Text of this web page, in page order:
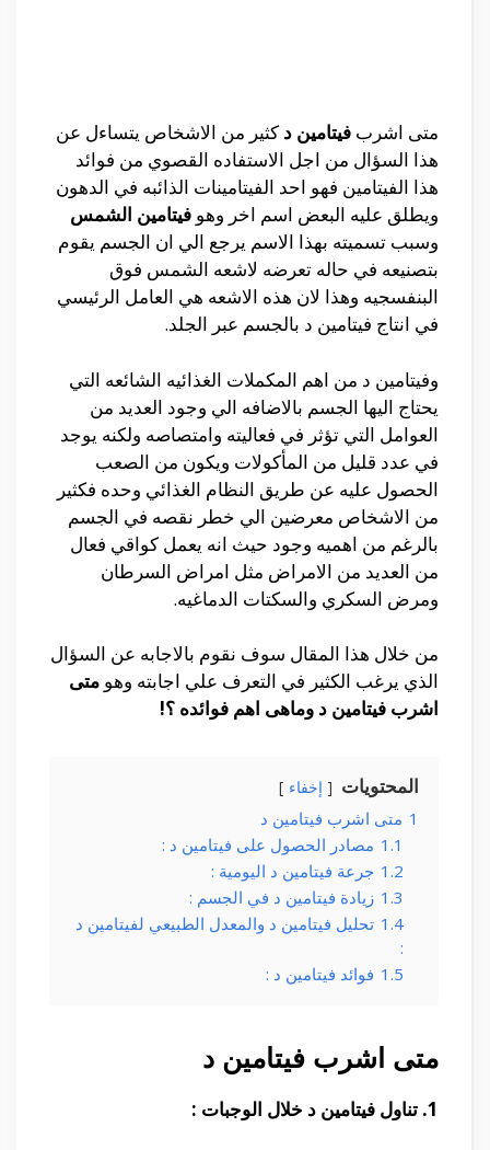
متى اشرب فيتامين د كثير من الاشخاص يتساءل عن
هذا السؤال من اجل الاستفاده القصوي من فوائد
هذا الفيتامين فهو احد الفيتامينات الذائبه في الدهون
ويطلق عليه البعض اسم اخر وهو فيتامين الشمس
وسبب تسميته بهذا الاسم يرجع الي ان الجسم يقوم
بتصنيعه في حاله تعرضه لاشعه الشمس فوق
البنفسجيه وهذا لان هذه الاشعه هي العامل الرئيسي
في انتاج فيتامين د بالجسم عبر الجلد.
وفيتامين د من اهم المكملات الغذائيه الشائعه التي
يحتاج اليها الجسم بالاضافه الي وجود العديد من
العوامل التي تؤثر في فعاليته وامتصاصه ولكنه يوجد
في عدد قليل من المأكولات ويكون من الصعب
الحصول عليه عن طريق النظام الغذائي وحده فكثير
من الاشخاص معرضين الي خطر نقصه في الجسم
بالرغم من اهميه وجود حيث انه يعمل كواقي فعال
من العديد من الامراض مثل امراض السرطان
ومرض السكري والسكتات الدماغيه.
من خلال هذا المقال سوف نقوم بالاجابه عن السؤال
الذي يرغب الكثير في التعرف علي اجابته وهو متى
اشرب فيتامين د وماهى اهم فوائده ؟!
المحتويات إخفاء
1 متى اشرب فيتامين د
1.1 مصادر الحصول على فيتامين د :
1.2 جرعة فيتامين د اليومية :
1.3 زيادة فيتامين د في الجسم :
1.4 تحليل فيتامين د والمعدل الطبيعي لفيتامين د
:
1.5 فوائد فيتامين د :
متى اشرب فيتامين د
1. تناول فيتامين د خلال الوجبات :